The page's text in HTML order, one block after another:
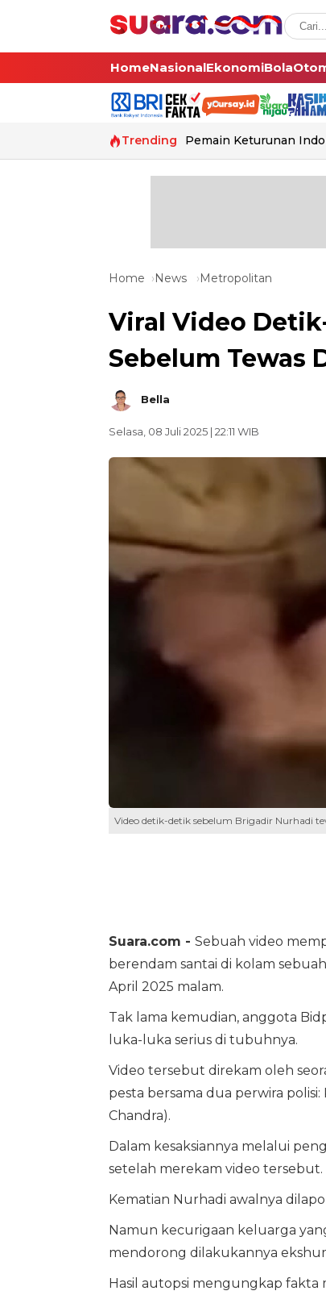
HomeNasionalEkonomiBola
Trending Pemain Keturunan
Home News Metropolitan
Viral Video
Sebelum Tewas
Bella
Selasa, 08 Juli 2025 | 22:11 WIB
Video detik-detik sebelum Brigadir Nurhadi
Suara.com - Sebuah video
berendam santai di kolam
April 2025 malam.
Tak lama kemudian, anggota
luka-luka serius di tubuhnya.
Video tersebut direkam oleh
pesta bersama dua perwira
Chandra).
Dalam kesaksiannya melalui
setelah merekam video tersebut.
Kematian Nurhadi awalnya
Namun kecurigaan keluarga
mendorong dilakukannya
Hasil autopsi mengungkap